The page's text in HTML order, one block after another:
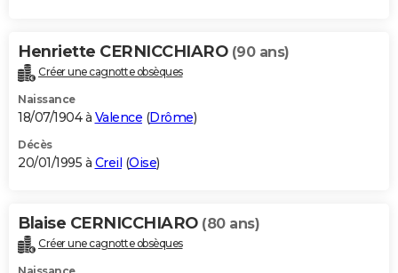
Henriette CERNICCHIARO (90 ans)
Créer une cagnotte obsèques
Naissance
18/07/1904 à Valence (Drôme)
Décès
20/01/1995 à Creil (Oise)
Blaise CERNICCHIARO (80 ans)
Créer une cagnotte obsèques